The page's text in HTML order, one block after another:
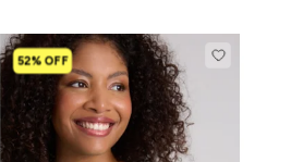
52% OFF